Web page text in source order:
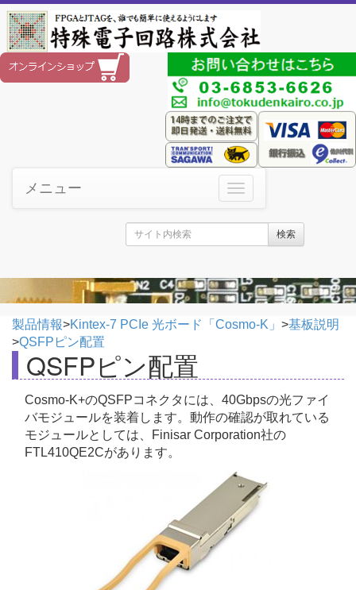
メニュー
検索
製品情報>Kintex-7 PCIe 光ボード「Cosmo-K」 >基板説明
>QSFPピン配置
QSFPピン配置
Cosmo-K+のQSFPコネクタには、40Gbpsの光ファイ
バモジュールを装着します。動作の確認が取れている
モジュールとしては、Finisar Corporation社の
FTL410QE2Cがあります。